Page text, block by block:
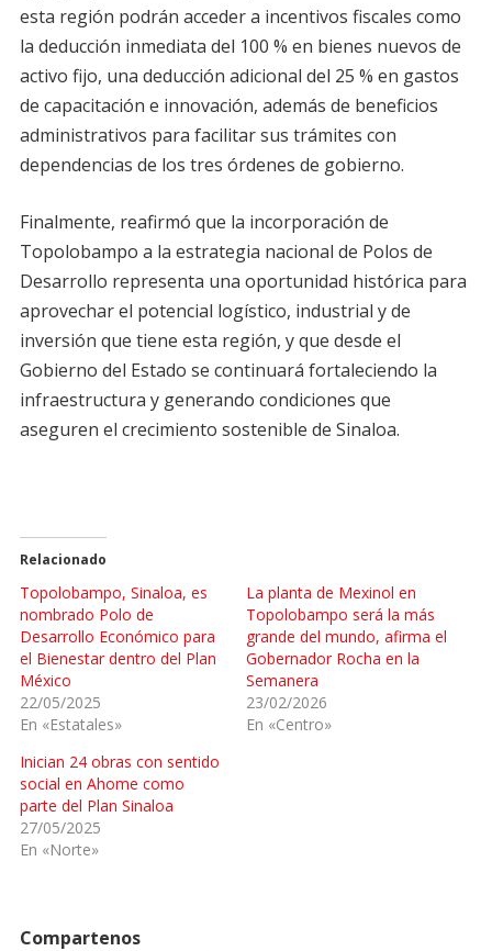
esta región podrán acceder a incentivos fiscales como
la deducción inmediata del 100 % en bienes nuevos de
activo fijo, una deducción adicional del 25 % en gastos
de capacitación e innovación, además de beneficios
administrativos para facilitar sus trámites con
dependencias de los tres órdenes de gobierno.
Finalmente, reafirmó que la incorporación de
Topolobampo a la estrategia nacional de Polos de
Desarrollo representa una oportunidad histórica para
aprovechar el potencial logístico, industrial y de
inversión que tiene esta región, y que desde el
Gobierno del Estado se continuará fortaleciendo la
infraestructura y generando condiciones que
aseguren el crecimiento sostenible de Sinaloa.
Relacionado
Topolobampo, Sinaloa, es
nombrado Polo de
Desarrollo Económico para
el Bienestar dentro del Plan
México
22/05/2025
En «Estatales»
La planta de Mexinol en
Topolobampo será la más
grande del mundo, afirma el
Gobernador Rocha en la
Semanera
23/02/2026
En «Centro»
Inician 24 obras con sentido
social en Ahome como
parte del Plan Sinaloa
27/05/2025
En «Norte»
Compartenos